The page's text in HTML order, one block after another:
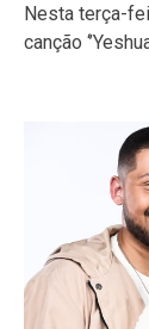
Nesta terça-
canção